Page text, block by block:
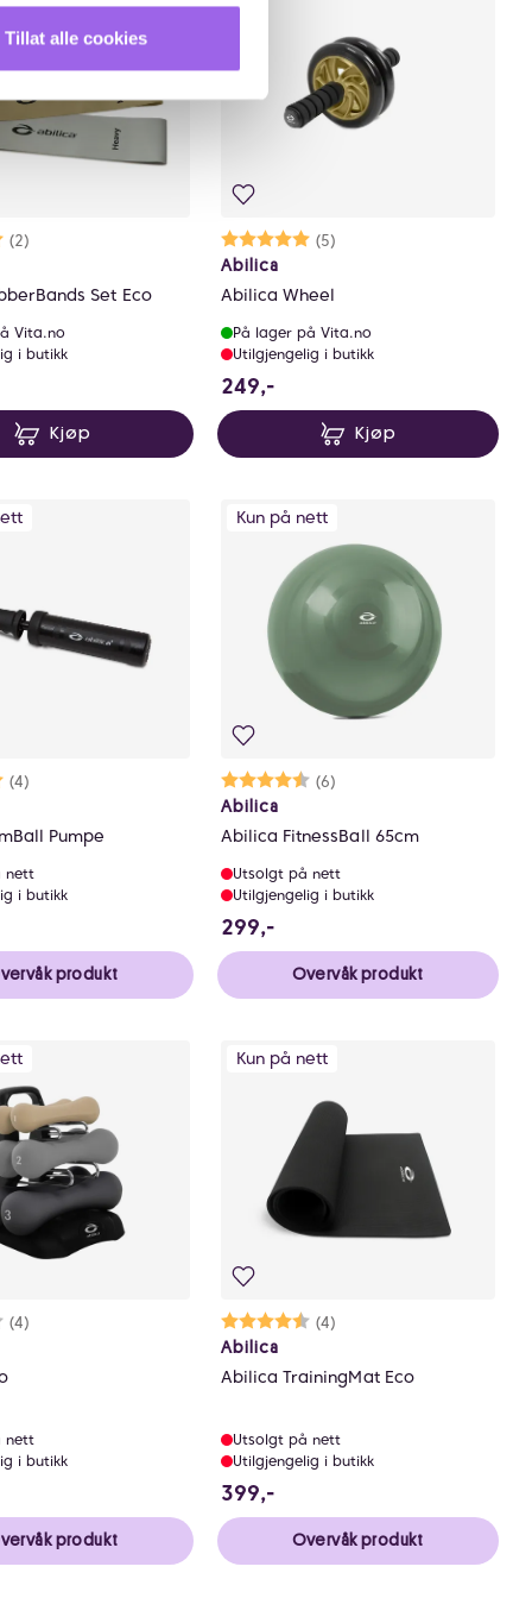
Tillat alle cookies
(2)
av 5 mulige
Set Eco
Vita.no
i butikk
Kjøp
Karakter:
(5)
5.0 av 5 mulige
Abilica
Abilica Wheel
På lager på Vita.no
Utilgjengelig i butikk
249,-249 NOK
Kjøp
(4)
av 5 mulige
Pumpe
nett
i butikk
produkt
Kun på nett
Karakter:
(6)
4.5 av 5 mulige
Abilica
Abilica FitnessBall 65cm
Utsolgt på nett
Utilgjengelig i butikk
299,-299 NOK
Overvåk produkt
(4)
av 5 mulige
nett
i butikk
produkt
Kun på nett
Karakter:
(4)
4.3 av 5 mulige
Abilica
Abilica TrainingMat Eco
Utsolgt på nett
Utilgjengelig i butikk
399,-399 NOK
Overvåk produkt